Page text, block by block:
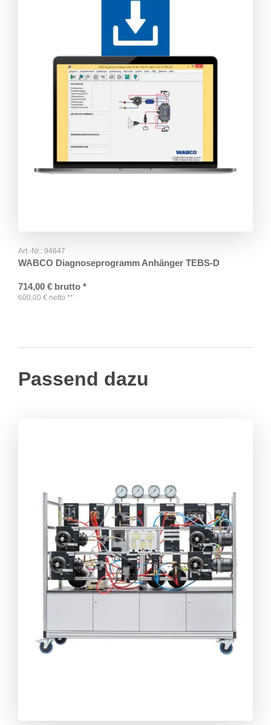
Art.-Nr.: 94647
WABCO Diagnoseprogramm Anhänger TEBS-D
714,00 € brutto *
600,00 € netto **
Passend dazu